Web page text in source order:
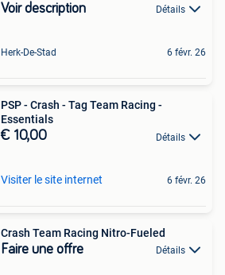
Voir description Détails
Herk-De-Stad 6 févr. 26
PSP - Crash - Tag Team Racing -
Essentials
€ 10,00 Détails
Visiter le site internet 6 févr. 26
Crash Team Racing Nitro-Fueled
Faire une offre Détails